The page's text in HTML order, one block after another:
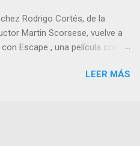
Rodrigo Cortés, de la
Martin Scorsese, vuelve a
Escape , una película con
drama carcelario y elementos
LEER MÁS